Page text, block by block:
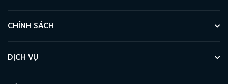
CHÍNH SÁCH
DỊCH VỤ